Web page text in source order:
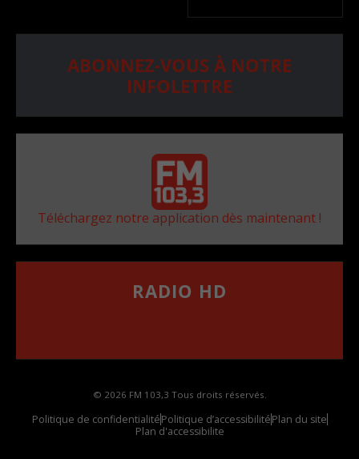
ABONNEZ-VOUS À NOTRE
INFOLETTRE
Téléchargez notre application dès maintenant !
RADIO HD
© 2026 FM 103,3 Tous droits réservés.
Politique de confidentialitéPolitique d’accessibilitéPlan du site
Plan d'accessibilite